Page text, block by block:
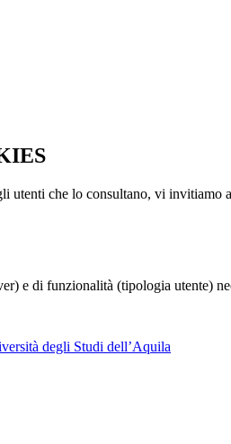
utenti che lo consultano, vi invitiamo
e di funzionalità (tipologia utente)
degli Studi dell’Aquila